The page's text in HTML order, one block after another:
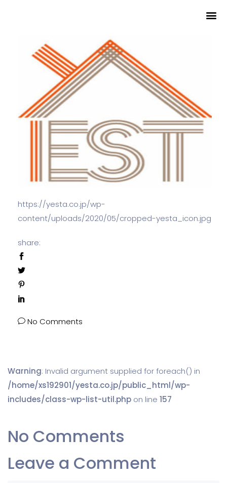
https://yesta.co.jp/wp-
content/uploads/2020/05/cropped-yesta_icon.jpg
share:
No Comments
Warning: Invalid argument supplied for foreach() in
/home/xs192901/yesta.co.jp/public_html/wp-
includes/class-wp-list-util.php on line 157
No Comments
Leave a Comment